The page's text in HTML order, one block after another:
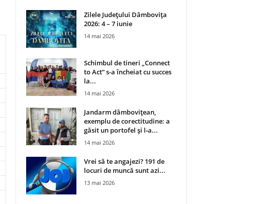
Zilele Județului Dâmbovița
2026: 4 – 7 iunie
14 mai 2026
Schimbul de tineri „Connect
to Act” s-a încheiat cu succes
la...
14 mai 2026
Jandarm dâmbovițean,
exemplu de corectitudine: a
găsit un portofel și l‑a...
14 mai 2026
Vrei să te angajezi? 191 de
locuri de muncă sunt azi...
13 mai 2026